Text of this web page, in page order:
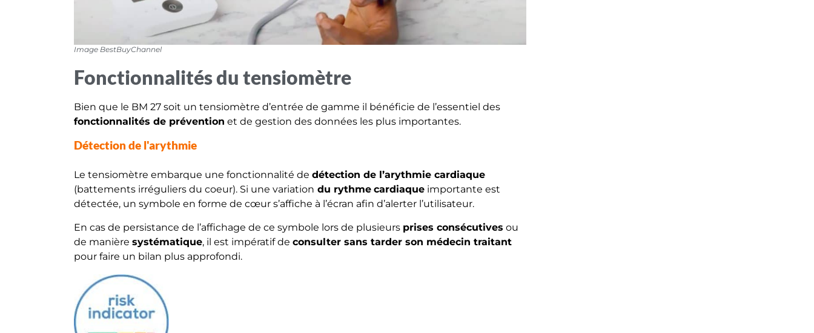
Image BestBuyChannel
Fonctionnalités du tensiomètre
Bien que le BM 27 soit un tensiomètre d’entrée de gamme il bénéficie de l’essentiel des
fonctionnalités de prévention et de gestion des données les plus importantes.
Détection de l'arythmie
Le tensiomètre embarque une fonctionnalité de détection de l’arythmie cardiaque
(battements irréguliers du coeur). Si une variation du rythme cardiaque importante est
détectée, un symbole en forme de cœur s’affiche à l’écran afin d’alerter l’utilisateur.
En cas de persistance de l’affichage de ce symbole lors de plusieurs prises consécutives ou
de manière systématique, il est impératif de consulter sans tarder son médecin traitant
pour faire un bilan plus approfondi.